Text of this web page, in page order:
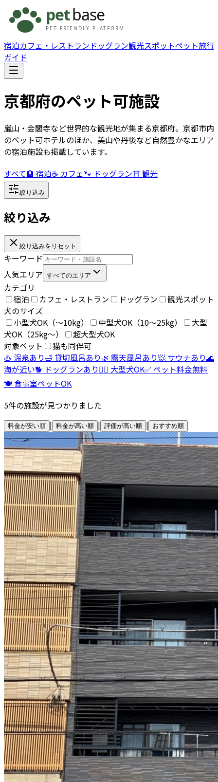
宿泊カフェ・レストラン ドッグラン観光スポットペット旅行
ガイド
京都府のペット可施設
嵐山・金閣寺など世界的な観光地が集まる京都府。京都市内
のペット可ホテルのほか、美山や丹後など自然豊かなエリア
の宿泊施設も掲載しています。
すべて🏨 宿泊☕ カフェ🐾 ドッグラン⛩️ 観光
絞り込み
絞り込み
絞り込みをリセット
キーワード
人気エリア すべてのエリア
カテゴリ
宿泊
カフェ・レストラン ドッグラン
観光スポット
犬のサイズ
小型犬OK（〜10kg）
中型犬OK（10〜25kg）
大型
犬OK（25kg〜）
超大型犬OK
対象ペット
猫も同伴可
♨️ 温泉あり🛁 貸切風呂あり🌿 露天風呂あり🧖 サウナあり🌊
海が近い🐕 ドッグランあり🐕‍🦺 大型犬OK✅ ペット料金無料
🍽️ 食事室ペットOK
5件の施設が見つかりました
料金が安い順 | 料金が高い順 | 評価が高い順 | おすすめ順